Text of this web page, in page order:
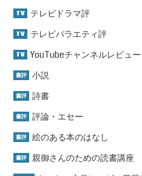
TV テレビドラマ評
TV テレビバラエティ評
TV YouTubeチャンネルレビュー
書評 小説
書評 詩書
書評 評論・エセー
書評 絵のある本のはなし
書評 親御さんのための読書講座